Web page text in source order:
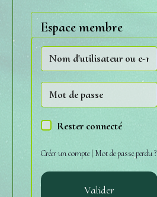
Espace membre
Rester connecté
Créer un compte| Mot de passe perdu ?
Valider